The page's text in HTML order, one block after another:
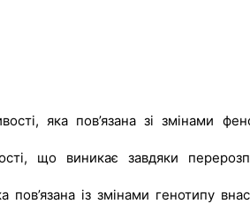
яка пов’язана зі змінами
що виникає завдяки
із змінами генотипу